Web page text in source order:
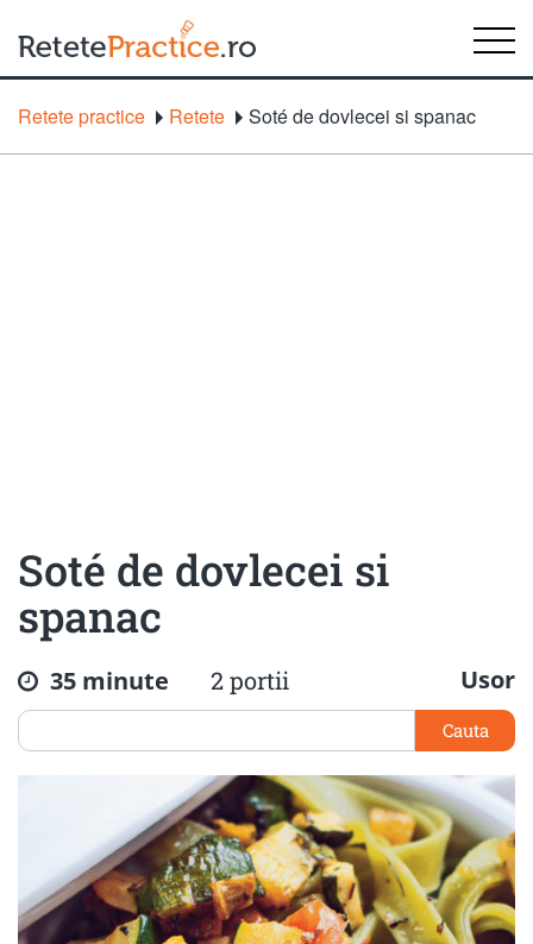
Retete practice Retete Soté de dovlecei si spanac
Soté de dovlecei si
spanac
35 minute 2 portii Usor
Cauta